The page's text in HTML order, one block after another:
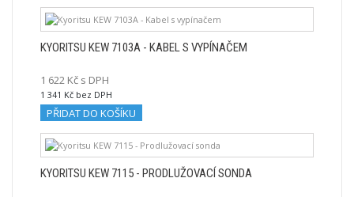
KYORITSU KEW 7103A - KABEL S VYPÍNAČEM
1 622 Kč s DPH
1 341 Kč bez DPH
PŘIDAT DO KOŠÍKU
KYORITSU KEW 7115 - PRODLUŽOVACÍ SONDA